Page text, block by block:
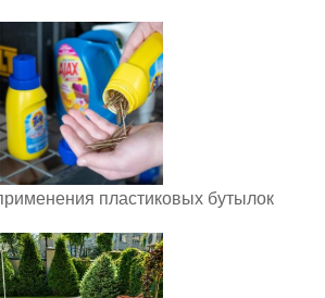
пластиковых бутылок